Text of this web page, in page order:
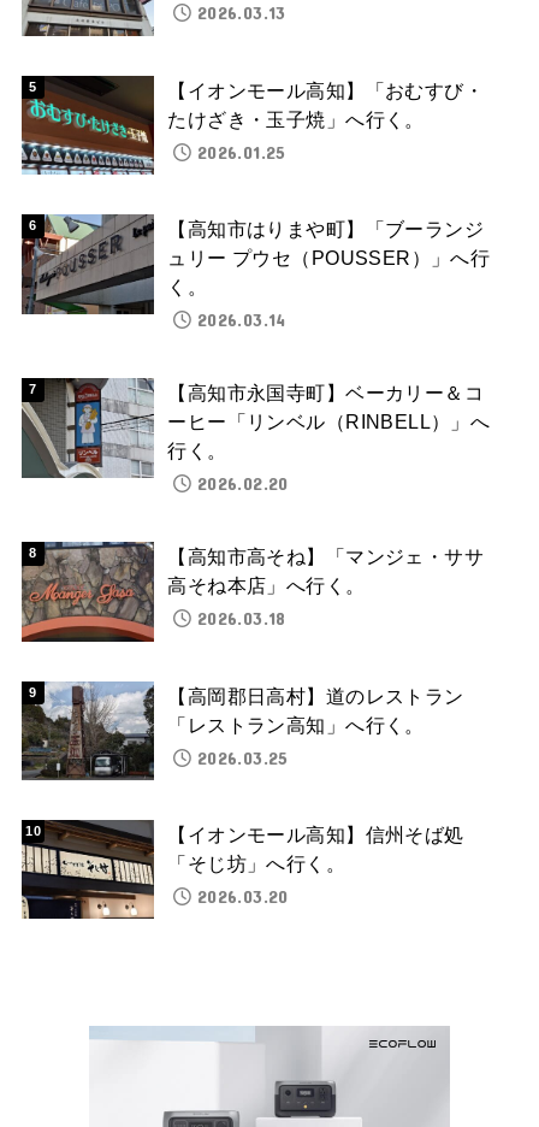
2026.03.13
【イオンモール高知】「おむすび・
たけざき・玉子焼」へ行く。
2026.01.25
【高知市はりまや町】「ブーランジ
ュリー プウセ（POUSSER）」へ行
く。
2026.03.14
【高知市永国寺町】ベーカリー＆コ
ーヒー「リンベル（RINBELL）」へ
行く。
2026.02.20
【高知市高そね】「マンジェ・ササ
高そね本店」へ行く。
2026.03.18
【高岡郡日高村】道のレストラン
「レストラン高知」へ行く。
2026.03.25
【イオンモール高知】信州そば処
「そじ坊」へ行く。
2026.03.20